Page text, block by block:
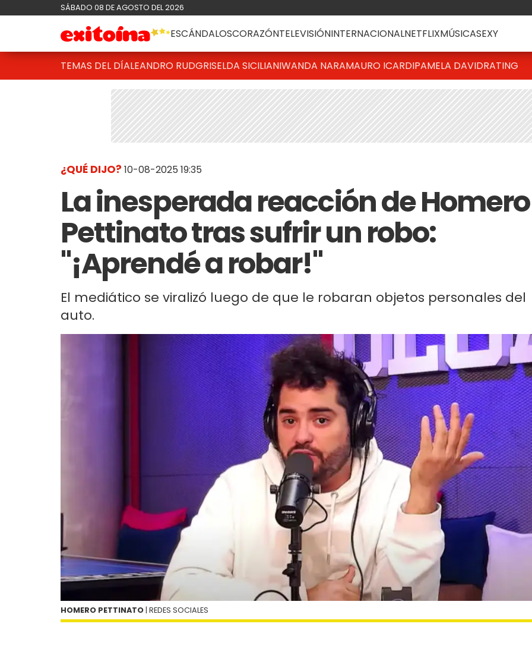
SÁBADO 08 DE AGOSTO DEL 2026
ESCÁNDALOSCORAZÓNTELEVISIÓNINTERNACIONALNETFLIXMÚSICASEXY
TEMAS DEL DÍALEANDRO RUDGRISELDA SICILIANIWANDA NARAMAURO ICARDIPAMELA DAVIDRATING
¿QUÉ DIJO? 10-08-2025 19:35
La inesperada reacción de Homero
Pettinato tras sufrir un robo:
"¡Aprendé a robar!"
El mediático se viralizó luego de que le robaran objetos personales del
auto.
HOMERO PETTINATO | REDES SOCIALES